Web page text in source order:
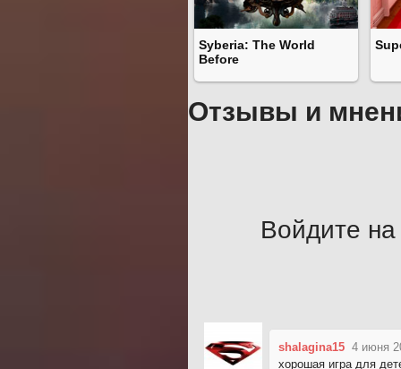
Syberia: The World
Before
Отзывы и
Войдите на
shalagina15 4 июня
хорошая игра для